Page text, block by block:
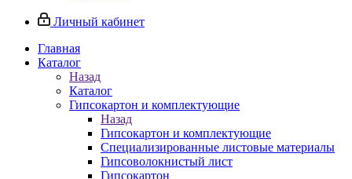
Личный кабинет
Главная
Каталог
Назад
Каталог
Гипсокартон и комплектующие
Назад
Гипсокартон и комплектующие
Специализированные листовые материалы
Гипсоволокнистый лист
Гипсокартон